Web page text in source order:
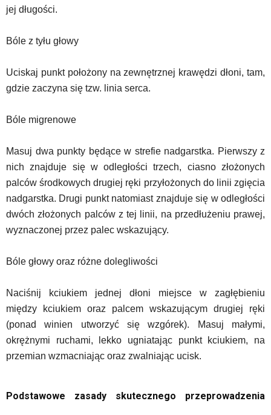
jej długości.
Bóle z tyłu głowy
Uciskaj punkt położony na zewnętrznej krawędzi dłoni, tam,
gdzie zaczyna się tzw. linia serca.
Bóle migrenowe
Masuj dwa punkty będące w strefie nadgarstka. Pierwszy z
nich znajduje się w odległości trzech, ciasno złożonych
palców środkowych drugiej ręki przyłożonych do linii zgięcia
nadgarstka. Drugi punkt natomiast znajduje się w odległości
dwóch złożonych palców z tej linii, na przedłużeniu prawej,
wyznaczonej przez palec wskazujący.
Bóle głowy oraz różne dolegliwości
Naciśnij kciukiem jednej dłoni miejsce w zagłębieniu
między kciukiem oraz palcem wskazującym drugiej ręki
(ponad winien utworzyć się wzgórek). Masuj małymi,
okrężnymi ruchami, lekko ugniatając punkt kciukiem, na
przemian wzmacniając oraz zwalniając ucisk.
Podstawowe zasady skutecznego przeprowadzenia